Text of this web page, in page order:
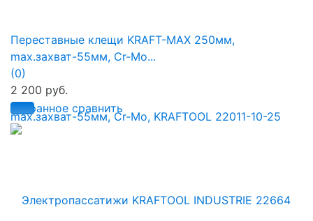
избранное сравнить
Переставные клещи KRAFT-MAX 250мм,
max.захват-55мм, Cr-Mo...
(0)
2 200 руб.